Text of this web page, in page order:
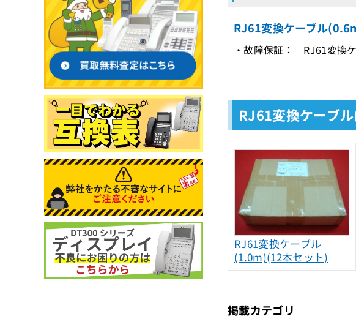
RJ61変換ケーブル
・故障保証： RJ61変換
RJ61変換ケーブ
RJ61変換ケーブル
(1.0m)(12本セット)
掲載カテゴリ